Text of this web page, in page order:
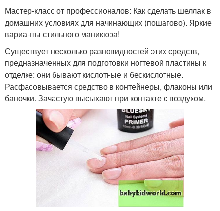
Мастер-класс от профессионалов: Как сделать шеллак в
домашних условиях для начинающих (пошагово). Яркие
варианты стильного маникюра!
Существует несколько разновидностей этих средств,
предназначенных для подготовки ногтевой пластины к
отделке: они бывают кислотные и бескислотные.
Расфасовывается средство в контейнеры, флаконы или
баночки. Зачастую высыхают при контакте с воздухом.